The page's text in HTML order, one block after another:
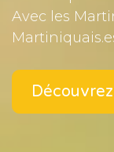
Avec les